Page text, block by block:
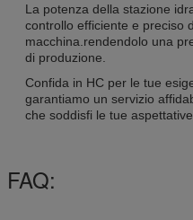
La potenza della stazione
controllo efficiente e preciso
macchina.rendendolo una
di produzione.
Confida in HC per le tue
garantiamo un servizio
che soddisfi le tue aspettative.
FAQ: